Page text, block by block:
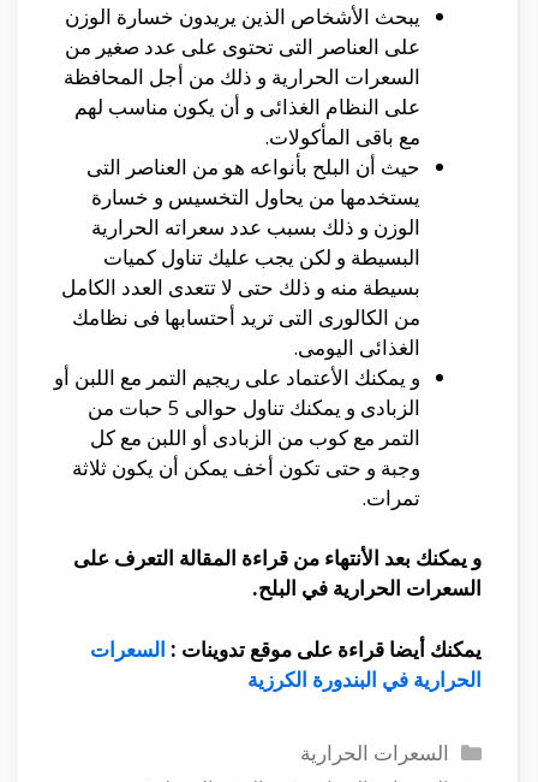
يبحث الأشخاص الذين يريدون خسارة الوزن
على العناصر التى تحتوى على عدد صغير من
السعرات الحرارية و ذلك من أجل المحافظة
على النظام الغذائى و أن يكون مناسب لهم
مع باقى المأكولات.
حيث أن البلح بأنواعه هو من العناصر التى
يستخدمها من يحاول التخسيس و خسارة
الوزن و ذلك بسبب عدد سعراته الحرارية
البسيطة و لكن يجب عليك تناول كميات
بسيطة منه و ذلك حتى لا تتعدى العدد الكامل
من الكالورى التى تريد أحتسابها فى نظامك
الغذائى اليومى.
و يمكنك الأعتماد على ريجيم التمر مع اللبن أو
الزبادى و يمكنك تناول حوالى 5 حبات من
التمر مع كوب من الزبادى أو اللبن مع كل
وجبة و حتى تكون أخف يمكن أن يكون ثلاثة
تمرات.
و يمكنك بعد الأنتهاء من قراءة المقالة التعرف على
السعرات الحرارية في البلح.
يمكنك أيضا قراءة على موقع تدوينات : السعرات
الحرارية في البندورة الكرزية
التصنيفات
السعرات الحرارية